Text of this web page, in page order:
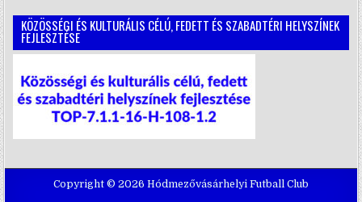
KÖZÖSSÉGI ÉS KULTURÁLIS CÉLÚ, FEDETT ÉS SZABADTÉRI HELYSZÍNEK
FEJLESZTÉSE
Copyright © 2026 Hódmezővásárhelyi Futball Club